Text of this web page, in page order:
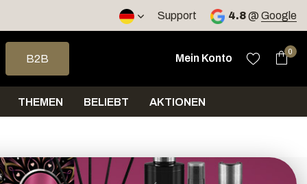
Support 4.8@ Google
nach oben und unten, um das verfügbare Ergebnis
B2B
Mein Konto
0
THEMEN BELIEBT AKTIONEN